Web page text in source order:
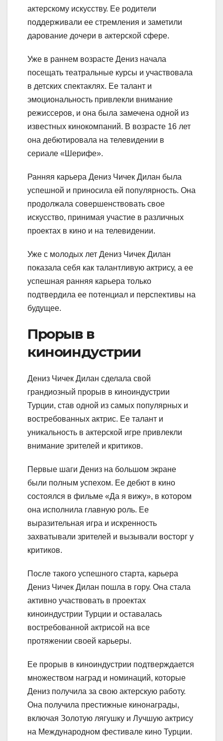
актерскому искусству. Ее родители
поддерживали ее стремления и заметили
дарование дочери в актерской сфере.
Уже в раннем возрасте Дениз начала
посещать театральные курсы и участвовала
в детских спектаклях. Ее талант и
эмоциональность привлекли внимание
режиссеров, и она была замечена одной из
известных кинокомпаний. В возрасте 16 лет
она дебютировала на телевидении в
сериале «Шерифе».
Ранняя карьера Дениз Чичек Дилан была
успешной и приносила ей популярность. Она
продолжала совершенствовать свое
искусство, принимая участие в различных
проектах в кино и на телевидении.
Уже с молодых лет Дениз Чичек Дилан
показала себя как талантливую актрису, а ее
успешная ранняя карьера только
подтвердила ее потенциал и перспективы на
будущее.
Прорыв в
киноиндустрии
Дениз Чичек Дилан сделала свой
грандиозный прорыв в киноиндустрии
Турции, став одной из самых популярных и
востребованных актрис. Ее талант и
уникальность в актерской игре привлекли
внимание зрителей и критиков.
Первые шаги Дениз на большом экране
были полным успехом. Ее дебют в кино
состоялся в фильме «Да я вижу», в котором
она исполнила главную роль. Ее
выразительная игра и искренность
захватывали зрителей и вызывали восторг у
критиков.
После такого успешного старта, карьера
Дениз Чичек Дилан пошла в гору. Она стала
активно участвовать в проектах
киноиндустрии Турции и оставалась
востребованной актрисой на все
протяжении своей карьеры.
Ее прорыв в киноиндустрии подтверждается
множеством наград и номинаций, которые
Дениз получила за свою актерскую работу.
Она получила престижные кинонаграды,
включая Золотую лягушку и Лучшую актрису
на Международном фестивале кино Турции.